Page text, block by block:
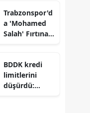
Trabzonspor'd
a 'Mohamed
Salah' Fırtınası
Salladı!
BDDK kredi
limitlerini
düşürdü: